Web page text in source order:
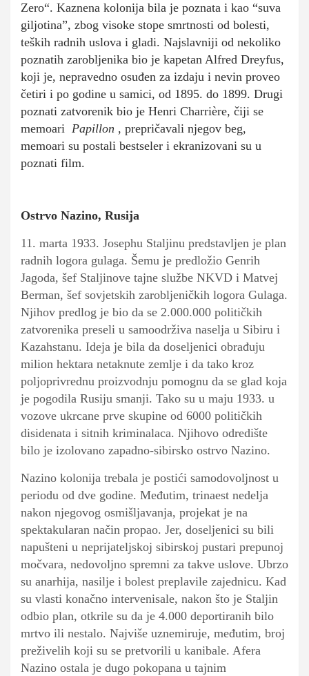
Zero“. Kaznena kolonija bila je poznata i kao “suva
giljotina”, zbog visoke stope smrtnosti od bolesti,
teških radnih uslova i gladi. Najslavniji od nekoliko
poznatih zarobljenika bio je kapetan Alfred Dreyfus,
koji je, nepravedno osuđen za izdaju i nevin proveo
četiri i po godine u samici, od 1895. do 1899. Drugi
poznati zatvorenik bio je Henri Charrière, čiji se
memoari Papillon , prepričavali njegov beg,
memoari su postali bestseler i ekranizovani su u
poznati film.
Ostrvo Nazino, Rusija
11. marta 1933. Josephu Staljinu predstavljen je plan
radnih logora gulaga. Šemu je predložio Genrih
Jagoda, šef Staljinove tajne službe NKVD i Matvej
Berman, šef sovjetskih zarobljeničkih logora Gulaga.
Njihov predlog je bio da se 2.000.000 političkih
zatvorenika preseli u samoodrživa naselja u Sibiru i
Kazahstanu. Ideja je bila da doseljenici obrađuju
milion hektara netaknute zemlje i da tako kroz
poljoprivrednu proizvodnju pomognu da se glad koja
je pogodila Rusiju smanji. Tako su u maju 1933. u
vozove ukrcane prve skupine od 6000 političkih
disidenata i sitnih kriminalaca. Njihovo odredište
bilo je izolovano zapadno-sibirsko ostrvo Nazino.
Nazino kolonija trebala je postići samodovoljnost u
periodu od dve godine. Međutim, trinaest nedelja
nakon njegovog osmišljavanja, projekat je na
spektakularan način propao. Jer, doseljenici su bili
napušteni u neprijateljskoj sibirskoj pustari prepunoj
močvara, nedovoljno spremni za takve uslove. Ubrzo
su anarhija, nasilje i bolest preplavile zajednicu. Kad
su vlasti konačno intervenisale, nakon što je Staljin
odbio plan, otkrile su da je 4.000 deportiranih bilo
mrtvo ili nestalo. Najviše uznemiruje, međutim, broj
preživelih koji su se pretvorili u kanibale. Afera
Nazino ostala je dugo pokopana u tajnim